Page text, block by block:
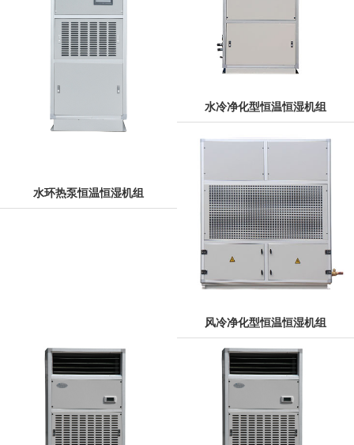
水环热泵恒温恒湿机组
水冷净化型恒温恒湿机组
风冷净化型恒温恒湿机组